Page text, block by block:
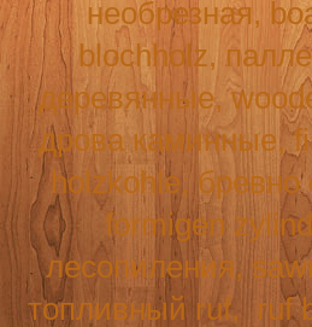
необрезная,
blochholz,
деревянные,
дрова каминные,
holzkohle,
formigen
лесопиления,
топливный ruf, ruf